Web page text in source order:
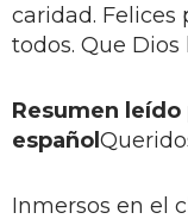
caridad. Felices
todos. Que Dios
Resumen leído
español
Inmersos en el